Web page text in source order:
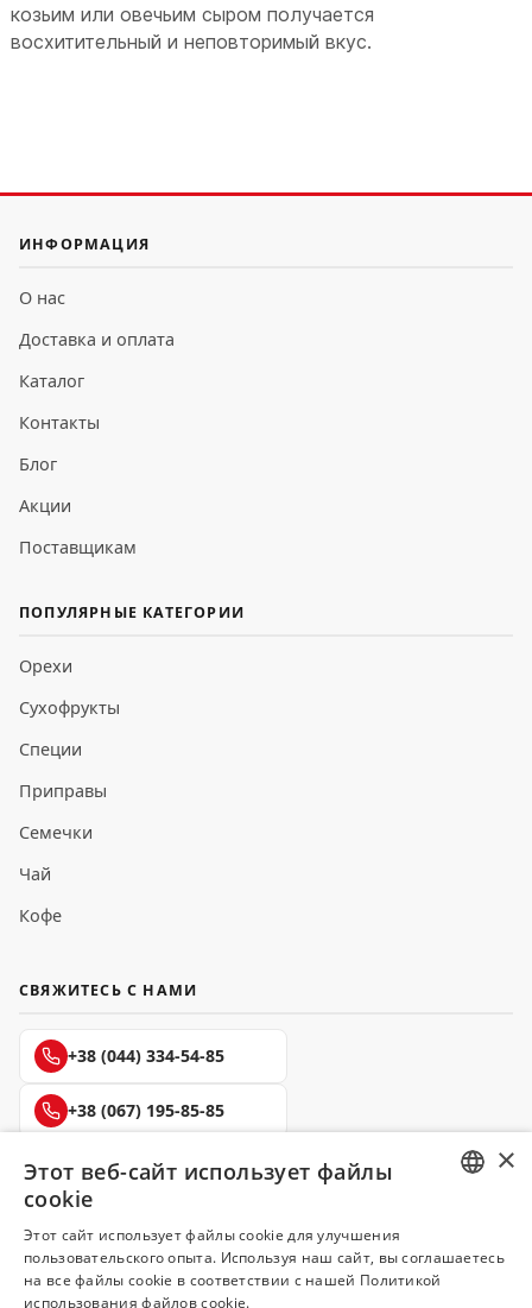
козьим или овечьим сыром получается
восхитительный и неповторимый вкус.
ИНФОРМАЦИЯ
О нас
Доставка и оплата
Каталог
Контакты
Блог
Акции
Поставщикам
ПОПУЛЯРНЫЕ КАТЕГОРИИ
Орехи
Сухофрукты
Специи
Приправы
Семечки
Чай
Кофе
СВЯЖИТЕСЬ С НАМИ
+38 (044) 334-54-85
+38 (067) 195-85-85
+38 (050) 145-85-45
Делюкс
UKRAINIAN
×
Этот веб-сайт использует файлы
cookie
Этот сайт использует файлы cookie для улучшения
пользовательского опыта. Используя наш сайт, вы соглашаетесь
на все файлы cookie в соответствии с нашей Политикой
использования файлов cookie.